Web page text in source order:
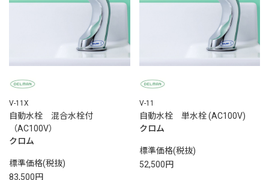
V-11X
自動水栓 混合水栓付
（AC100V）
クロム
標準価格(税抜)
83,500円
V-11
自動水栓 単水栓 (AC100V)
クロム
標準価格(税抜)
52,500円